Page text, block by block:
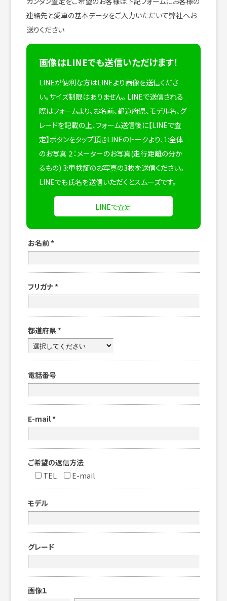
連絡先と愛車の基本データをご入力いただいて弊社へお
送りください
画像はLINEでも送信いただけます！
LINEが便利な方はLINEより画像を送信くださ
い。サイズ制限はありません。 LINEで送信される
際はフォームより、お名前、都道府県、モデル名、グ
レードを記載の上、フォーム送信後に【LINEで査
定】ボタンをタップ頂きLINEのトークより、1:全体
のお写真 ２：メーターのお写真(走行距離の分か
るもの) 3:車検証のお写真の3枚を送信ください。
LINEでも氏名を送信いただくとスムーズです。
LINEで査定
お名前 *
フリガナ *
都道府県 *
電話番号
E-mail *
ご希望の返信方法
TEL
E-mail
モデル
グレード
画像１